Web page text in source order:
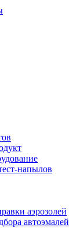
напылов
аэрозолей
автоэмалей